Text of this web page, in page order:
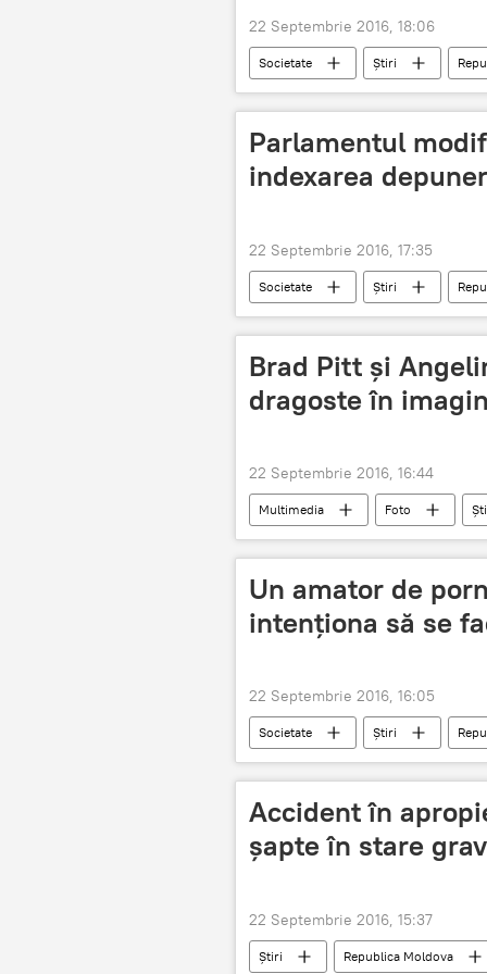
22 Septembrie 2016, 18:06
Societate Știri
Formația Carla's Dreams
Parlamentul
indexarea
22 Septembrie 2016, 17:35
Societate Știri
Guvern
BEM
Brad Pitt și
dragoste în
22 Septembrie 2016, 16:44
Multimedia Foto
Brad Pitt
Hollywood
Un amator de
intenţiona să se
22 Septembrie 2016, 16:05
Societate Știri
Pornografie infantilă
german
Accident în
şapte în stare
22 Septembrie 2016, 15:37
Știri Republica Moldova